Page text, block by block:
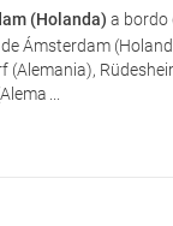
(Holanda) a bordo
Ámsterdam
(Alemania),